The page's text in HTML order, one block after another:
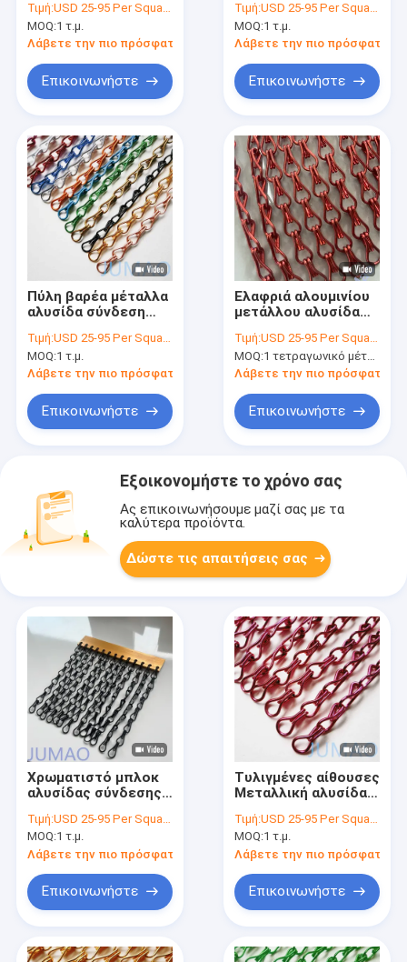
χώρο διαχωριστή
OEM
Τιμή:USD 25-95 Per Square Meter
MOQ:1 τ.μ.
Λάβετε την πιο πρόσφατη τιμή
Επικοινωνήστε
Αλυσίδας Συνδέσεις
Κεραυνοί Fly Screen
10x22
Τιμή:USD 25-95 Per Square Meter
MOQ:1 τ.μ.
Λάβετε την πιο πρόσφατη
Επικοινωνήστε
Πύλη βαρέα μέταλλα
αλυσίδα σύνδεση
2mm σύρμα
Τιμή:USD 25-95 Per Square Meter
MOQ:1 τ.μ.
Λάβετε την πιο πρόσφατη τιμή
Επικοινωνήστε
Ελαφριά αλουμινίου
μετάλλου αλυσίδα
Fly Screen Curved
Andulated
Τιμή:USD 25-95 Per Square Meter
MOQ:1 τετραγωνικό μέτρο
Λάβετε την πιο πρόσφατη
Επικοινωνήστε
Εξοικονομήστε το χρόνο σας
Ας επικοινωνήσουμε μαζί σας με τα
καλύτερα προϊόντα.
Δώστε τις απαιτήσεις σας
Χρωματιστό μπλοκ
αλυσίδας σύνδεσης
για διαχωριστικό
εσωτερικού χώρου ή
επένδυση τοίχου
Τιμή:USD 25-95 Per Square Meter
MOQ:1 τ.μ.
Λάβετε την πιο πρόσφατη τιμή
Επικοινωνήστε
Τυλιγμένες αίθουσες
Μεταλλική αλυσίδα
Fly screens Custom
Τιμή:USD 25-95 Per Square Meter
MOQ:1 τ.μ.
Λάβετε την πιο πρόσφατη
Επικοινωνήστε